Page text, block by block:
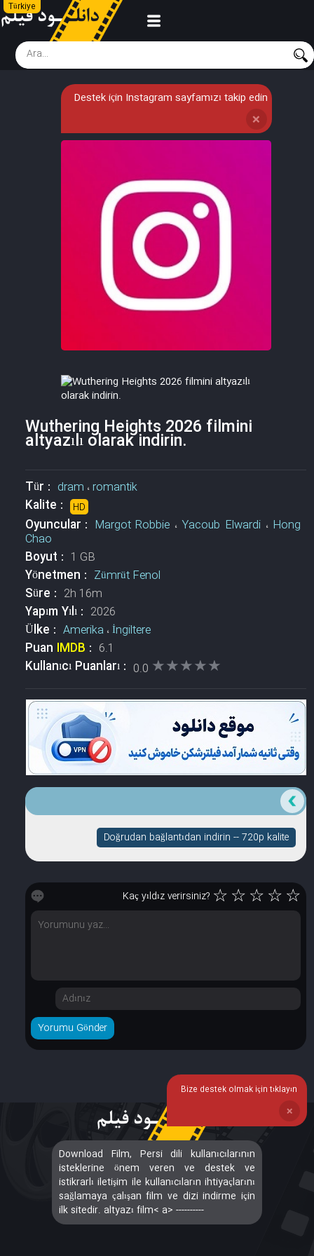
Türkiye
Destek için Instagram sayfamızı takip edin
❌
Wuthering Heights 2026 filmini
altyazılı olarak indirin.
Tür : dram ،romantik
Kalite : HD
Oyuncular : Margot Robbie ، Yacoub Elwardi، Hong
Chao
Boyut : 1 GB
Yönetmen : Zümrüt Fenol
Süre : 2h 16m
Yapım Yılı : 2026
Ülke : Amerika ،İngiltere
Puan IMDB : 6.1
Kullanıcı Puanları : 0.0 ★★★★★
★★★★★
Doğrudan bağlantıdan indirin -- 720p kalite
Kaç yıldız verirsiniz? ☆☆☆☆☆
Download Film, Persi dili kullanıcılarının
isteklerine önem veren ve destek ve
istikrarlı iletişim ile kullanıcıların ihtiyaçlarını
sağlamaya çalışan film ve dizi indirme için
ilk sitedir. altyazı film< a> ----------
Bize destek olmak için tıklayın
❌